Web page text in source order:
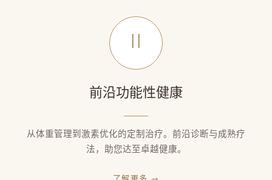
II
前沿功能性健康
从体重管理到激素优化的定制治疗。前沿诊断与成熟疗
法，助您达至卓越健康。